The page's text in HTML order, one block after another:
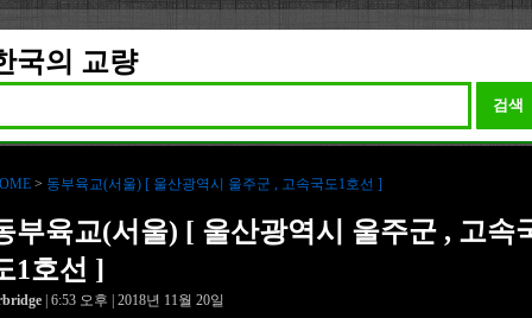
국의 교량
검색
> 동부육교(서울) [ 울산광역시 울주군 , 고속국도1호선 ]
부육교(서울) [ 울산광역시 울주군 , 고속
1호선 ]
| 6:53 오후 | 2018년 11월 20일